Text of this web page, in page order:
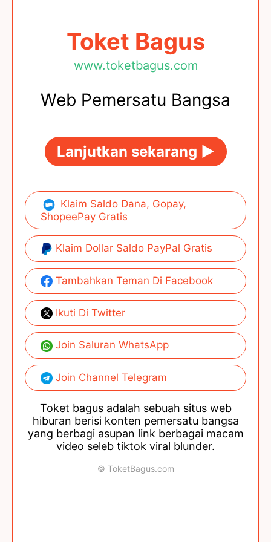
Toket Bagus
www.toketbagus.com
Web Pemersatu Bangsa
Lanjutkan sekarang ►
Klaim Saldo Dana, Gopay,
ShopeePay Gratis
Klaim Dollar Saldo PayPal Gratis
Tambahkan Teman Di Facebook
Ikuti Di Twitter
Join Saluran WhatsApp
Join Channel Telegram
Toket bagus adalah sebuah situs web
hiburan berisi konten pemersatu bangsa
yang berbagi asupan link berbagai macam
video seleb tiktok viral blunder.
© ToketBagus.com